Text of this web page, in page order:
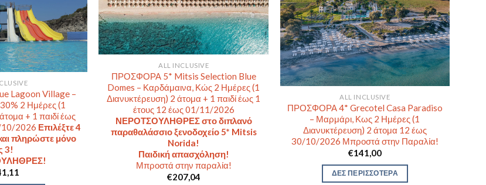
Lagoon Village –
2 Ημέρες (1
+ 1 παιδί έως
10/2026 Επιλέξτε 4
πληρώστε μόνο
3!
ALL INCLUSIVE
ΠΡΟΣΦΟΡΑ 5* Mitsis Selection Blue
Domes – Καρδάμαινα, Κώς 2 Ημέρες (1
Διανυκτέρευση) 2 άτομα + 1 παιδί έως 1
έτους 12 έως 01/11/2026
ΝΕΡΟΤΣΟΥΛΗΘΡΕΣ στο διπλανό
παραθαλάσσιο ξενοδοχείο 5* Mitsis
Norida!
Παιδική απασχόληση!
Μπροστά στην παραλία!
€207,04
ALL INCLUSIVE
ΠΡΟΣΦΟΡΑ 4* Grecotel Casa Paradiso
– Μαρμάρι, Κως 2 Ημέρες (1
Διανυκτέρευση) 2 άτομα 12 έως
30/10/2026 Μπροστά στην Παραλία!
€141,00
ΔΕΣ ΠΕΡΙΣΣΟΤΕΡΑ